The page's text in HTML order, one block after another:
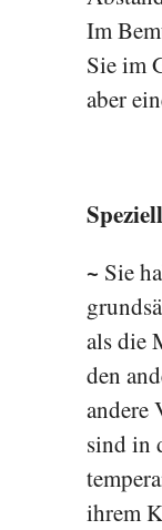
Im
Sie im
aber
Speziell
~ Sie
als die
den
andere
sind in
ihrem